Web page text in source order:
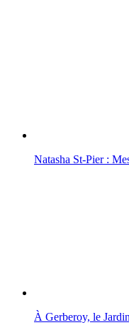
Natasha St-Pier :
À Gerberoy, le